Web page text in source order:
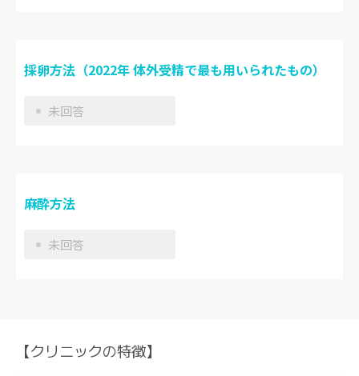
採卵方法（2022年 体外受精で最も用いられたもの）
未回答
麻酔方法
未回答
【クリニックの特徴】